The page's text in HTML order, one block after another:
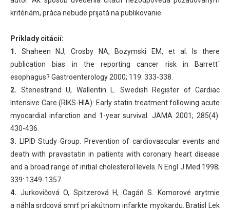
kritériám, práca nebude prijatá na publikovanie.
Príklady citácií:
1. Shaheen NJ, Crosby NA, Bozymski EM, et al. Is there
publication bias in the reporting cancer risk in Barrett´
esophagus? Gastroenterology 2000; 119: 333-338.
2. Stenestrand U, Wallentin L. Swedish Register of Cardiac
Intensive Care (RIKS-HIA): Early statin treatment following acute
myocardial infarction and 1-year survival. JAMA 2001; 285(4):
430-436.
3. LIPID Study Group. Prevention of cardiovascular events and
death with pravastatin in patients with coronary heart disease
and a broad range of initial cholesterol levels. N Engl J Med 1998;
339: 1349-1357.
4. Jurkovičová O, Spitzerová H, Cagáň S. Komorové arytmie
a náhla srdcová smrť pri akútnom infarkte myokardu. Bratisl Lek